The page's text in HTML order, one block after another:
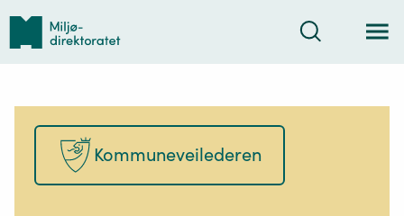
Tilbake
forsiden
Søk
Kommuneveilederen